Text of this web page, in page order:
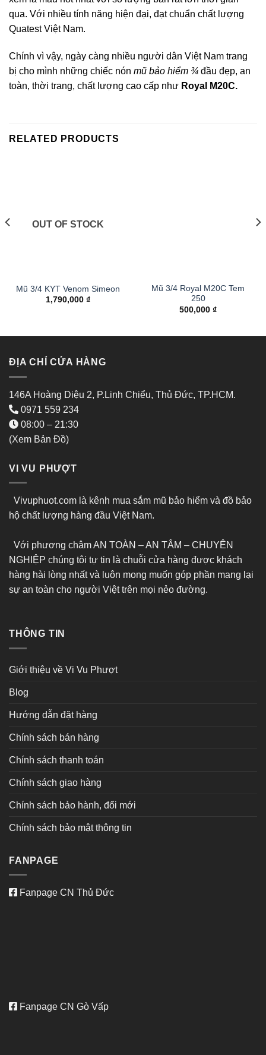
qua. Với nhiều tính năng hiện đại, đạt chuẩn chất lượng
Quatest Việt Nam.
Chính vì vậy, ngày càng nhiều người dân Việt Nam trang
bị cho mình những chiếc nón mũ bảo hiểm ¾ đầu đẹp, an
toàn, thời trang, chất lượng cao cấp như Royal M20C.
RELATED PRODUCTS
OUT OF STOCK
Mũ 3/4 KYT Venom Simeon
1,790,000 ₫
Mũ 3/4 Royal M20C Tem
250
500,000 ₫
ĐỊA CHỈ CỬA HÀNG
146A Hoàng Diệu 2, P.Linh Chiểu, Thủ Đức, TP.HCM.
0971 559 234
08:00 – 21:30
(Xem Bản Đồ)
VI VU PHƯỢT
Vivuphuot.com là kênh mua sắm mũ bảo hiểm và đồ bảo
hộ chất lượng hàng đầu Việt Nam.
Với phương châm AN TOÀN – AN TÂM – CHUYÊN
NGHIỆP chúng tôi tự tin là chuỗi cửa hàng được khách
hàng hài lòng nhất và luôn mong muốn góp phần mang lại
sự an toàn cho người Việt trên mọi nẻo đường.
THÔNG TIN
Giới thiệu về Vi Vu Phượt
Blog
Hướng dẫn đặt hàng
Chính sách bán hàng
Chính sách thanh toán
Chính sách giao hàng
Chính sách bảo hành, đổi mới
Chính sách bảo mật thông tin
FANPAGE
Fanpage CN Thủ Đức
Fanpage CN Gò Vấp